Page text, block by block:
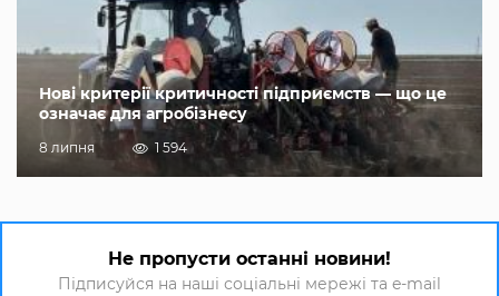
Нові критерії критичності підприємств — що це
означає для агробізнесу
8 липня 1 594
Не пропусти останні новини!
Підписуйся на наші соціальні мережі та e-mail